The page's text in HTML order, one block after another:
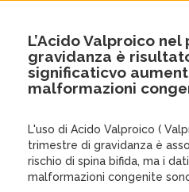
L’Acido Valproico
gravidanza è
significaticvo
malformazioni
L'uso di Acido Valproico (
trimestre di gravidanza è
rischio di spina bifida, ma i
malformazioni congenite